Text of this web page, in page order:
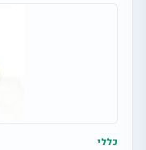
כללי